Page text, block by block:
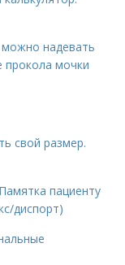
надевать
прокола мочки
свой размер.
пациенту
диспорт)